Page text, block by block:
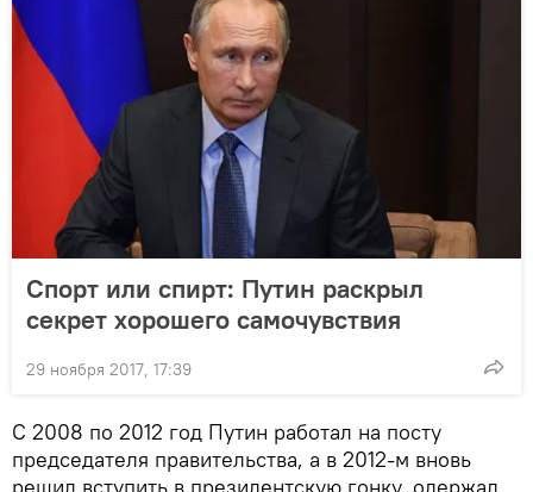
Спорт или спирт: Путин раскрыл
секрет хорошего самочувствия
29 ноября 2017, 17:39
С 2008 по 2012 год Путин работал на посту
председателя правительства, а в 2012-м вновь
решил вступить в президентскую гонку, одержал